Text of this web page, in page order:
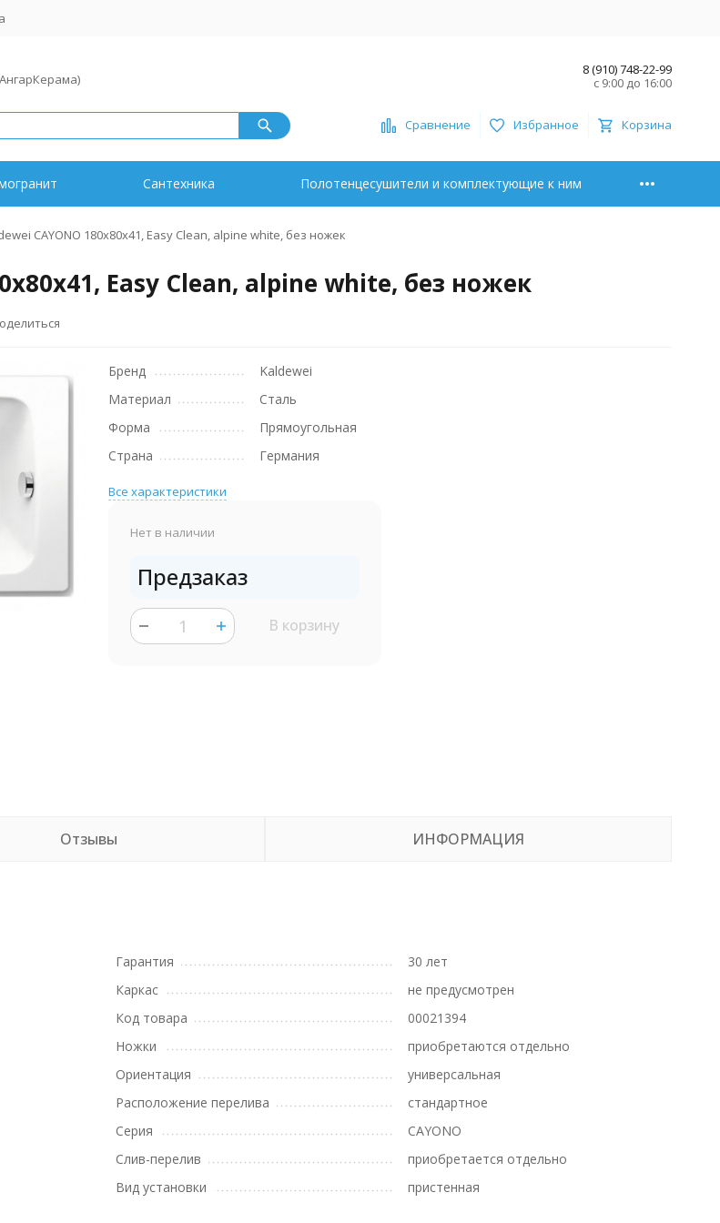
8 (910) 748-22-99
с 9:00 до 16:00
Сравнение Избранное Корзина
Сантехника Полотенцесушители и комплектующие к ним
CAYONO 180х80х41, Easy Clean, alpine white, без ножек
Easy Clean, alpine white, без ножек
Бренд
Kaldewei
Материал
Сталь
Форма
Прямоугольная
Страна
Германия
Все характеристики
Нет в наличии
Предзаказ
В корзину
Отзывы ИНФОРМАЦИЯ
Гарантия
30 лет
Каркас
не предусмотрен
Код товара
00021394
Ножки
приобретаются отдельно
Ориентация
универсальная
Расположение перелива
стандартное
Серия
CAYONO
Слив-перелив
приобретается отдельно
Вид установки
пристенная